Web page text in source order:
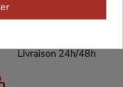
Livraison 24h/48h